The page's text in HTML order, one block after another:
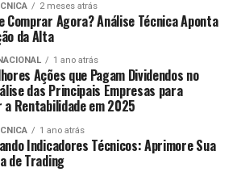
2 meses atrás
Comprar Agora? Análise Técnica Aponta
da Alta
1 ano atrás
Ações que Pagam Dividendos no
das Principais Empresas para
a Rentabilidade em 2025
1 ano atrás
Indicadores Técnicos: Aprimore Sua
de Trading